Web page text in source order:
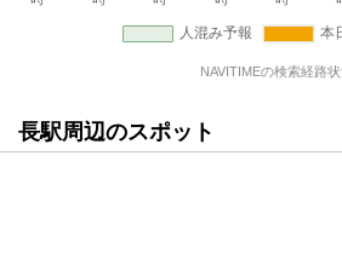
NAVITIMEの検索経路
長駅周辺のスポット